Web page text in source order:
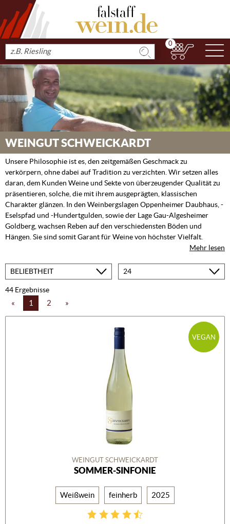
Produkt
suchen
0
WEINGUT SCHWEICKARDT
Unsere Philosophie ist es, den zeitgemäßen Geschmack zu
verkörpern, ohne dabei auf Tradition zu verzichten. Wir setzen alles
daran, dem Kunden Weine und Sekte von überzeugender Qualität zu
präsentieren, solche, die mit ihrem ausgeprägten, klassischen
Charakter glänzen. In den Weinbergslagen Oppenheimer Daubhaus, -
Eselspfad und -Hundertgulden, sowie der Lage Gau-Algesheimer
Goldberg, wachsen Reben auf den verschiedensten Böden und
Hängen. Sie sind somit Garant für Weine von höchster Vielfalt.
Mehr lesen
Sortieren
Produkte
44 Ergebnisse
« 1 2 »
VEGAN
WEINGUT SCHWEICKARDT
SOMMER-SINFONIE
Weißwein feinherb 2025